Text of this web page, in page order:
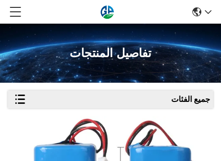
تفاصيل المنتجات
جميع الفئات